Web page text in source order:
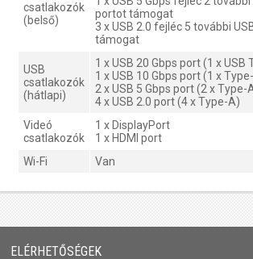
csatlakozók
(belső)
portot támogat
3 x USB 2.0 fejléc 5 további
támogat
USB
csatlakozók
(hátlapi)
1 x USB 20 Gbps port (1 x USB
1 x USB 10 Gbps port (1 x
2 x USB 5 Gbps port (2 x Type-
4 x USB 2.0 port (4 x Type-A)
Videó
csatlakozók
1 x DisplayPort
1 x HDMI port
Wi-Fi
Van
ELÉRHETŐSÉGEK